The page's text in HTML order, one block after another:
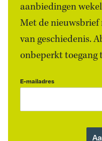
aanbiedingen
Met de nieuwsbrief
van geschiedenis.
onbeperkt toegang
E-mailadres